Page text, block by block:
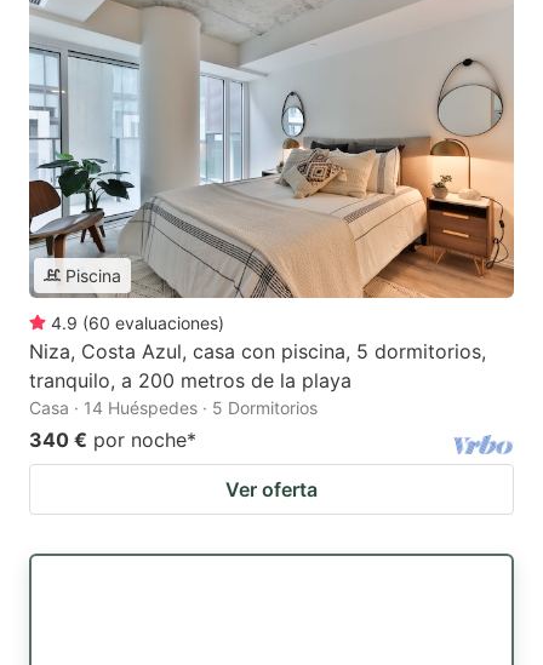
Piscina
4.9 (60 evaluaciones)
Niza, Costa Azul, casa con piscina, 5 dormitorios,
tranquilo, a 200 metros de la playa
Casa · 14 Huéspedes · 5 Dormitorios
340 € por noche*
Ver oferta